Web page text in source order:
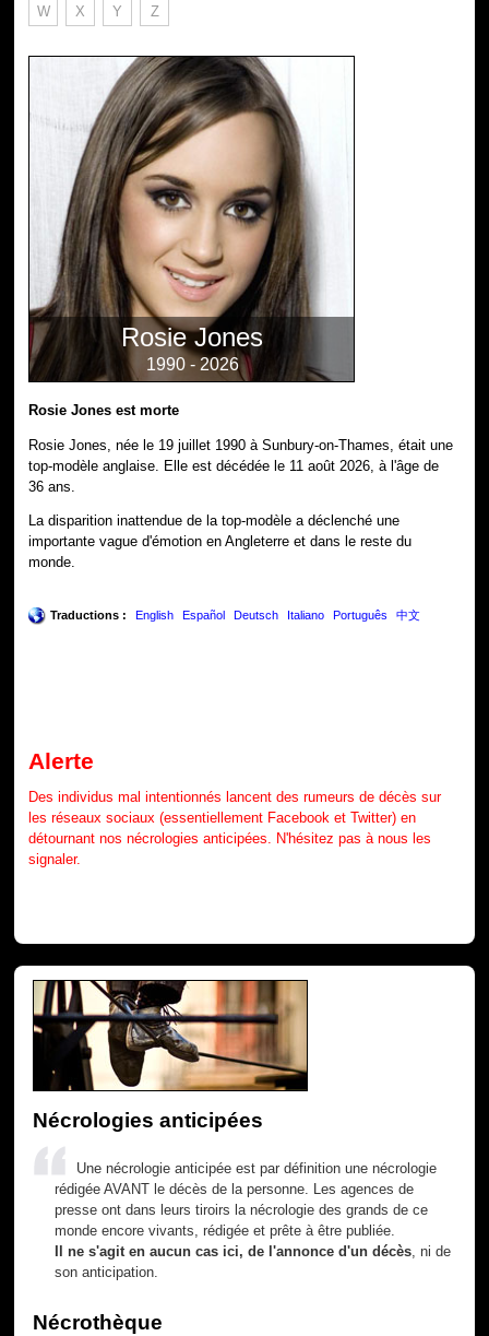
W X Y Z
Rosie Jones
1990 - 2026
Rosie Jones est morte
Rosie Jones, née le 19 juillet 1990 à Sunbury-on-Thames, était une
top-modèle anglaise. Elle est décédée le 11 août 2026, à l'âge de
36 ans.
La disparition inattendue de la top-modèle a déclenché une
importante vague d'émotion en Angleterre et dans le reste du
monde.
Traductions : English Español Deutsch Italiano Português 中文
Alerte
Des individus mal intentionnés lancent des rumeurs de décès sur
les réseaux sociaux (essentiellement Facebook et Twitter) en
détournant nos nécrologies anticipées. N'hésitez pas à nous les
signaler.
Nécrologies anticipées
Une nécrologie anticipée est par définition une nécrologie
rédigée AVANT le décès de la personne. Les agences de
presse ont dans leurs tiroirs la nécrologie des grands de ce
monde encore vivants, rédigée et prête à être publiée.
Il ne s'agit en aucun cas ici, de l'annonce d'un décès , ni de
son anticipation.
Nécrothèque